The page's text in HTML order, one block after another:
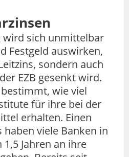
wird sich unmittelbar
Festgeld auswirken,
sondern auch
EZB gesenkt wird.
wie viel
für ihre bei der
erhalten. Einen
haben viele Banken in
Jahren an ihre